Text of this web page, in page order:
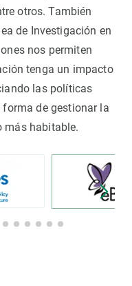
otros. También
de Investigación en
nos permiten
tenga un impacto
las políticas
de gestionar la
más habitable.